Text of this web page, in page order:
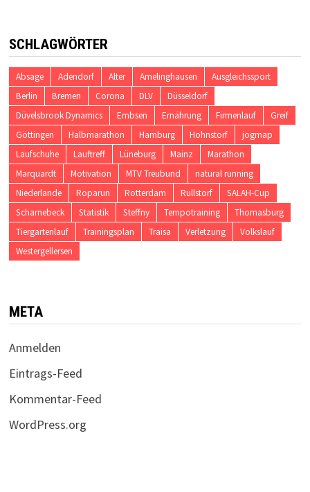
SCHLAGWÖRTER
Absage Adendorf Alter Amelinghausen
Ausgleichssport
Berlin
Bremen Corona DLV
Düsseldorf
Düvelsbrook Dynamics
Embsen Ernährung Firmenlauf
Greif
Göttingen
Halbmarathon Hamburg Hohnstorf
jogmap
Laufschuhe
Lauftreff Lüneburg Mainz
Marathon
Marquardt
Motivation MTV Treubund
natural running
Niederlande
Roparun Rotterdam Rullstorf
SALAH-Cup
Scharnebeck
Statistik Steffny Tempotraining
Thomasburg
Tiergartenlauf
Trainingsplan Traisa Verletzung
Volkslauf
Westergellersen
META
Anmelden
Eintrags-Feed
Kommentar-Feed
WordPress.org